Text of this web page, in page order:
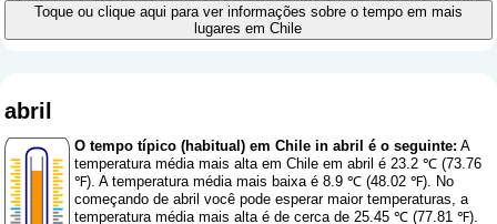
Toque ou clique aqui para ver informações sobre o tempo em mais
lugares em Chile
abril
O tempo típico (habitual) em Chile in abril é o seguinte: A
temperatura média mais alta em Chile em abril é 23.2 ℃ (73.76
℉). A temperatura média mais baixa é 8.9 ℃ (48.02 ℉). No
começando de abril você pode esperar maior temperaturas, a
temperatura média mais alta é de cerca de 25.45 ℃ (77.81 ℉).